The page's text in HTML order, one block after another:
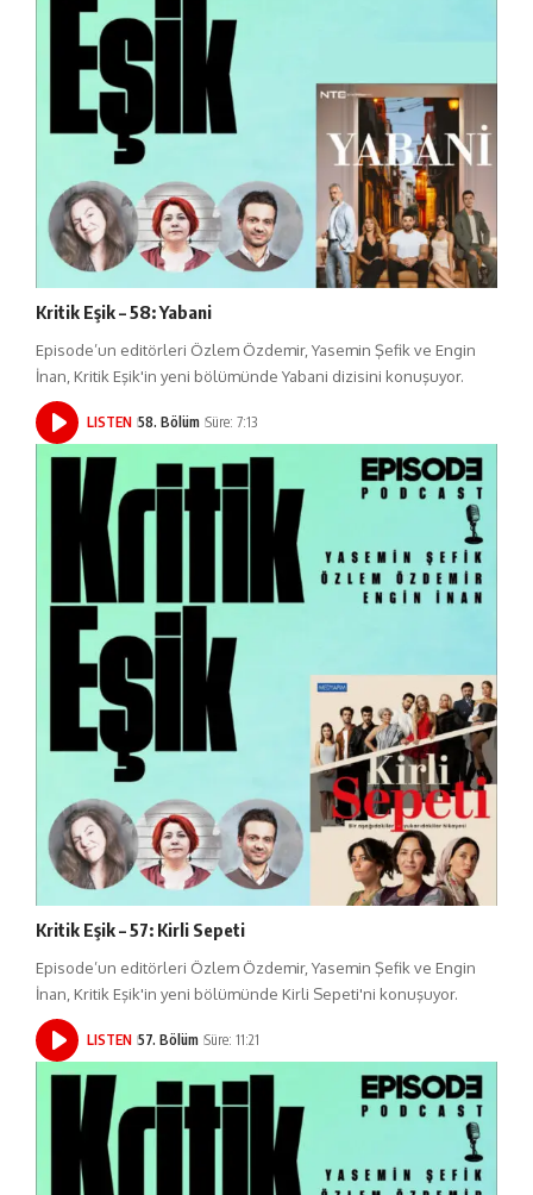
Kritik Eşik – 58: Yabani
Episode’un editörleri Özlem Özdemir, Yasemin Şefik ve Engin
İnan, Kritik Eşik'in yeni bölümünde Yabani dizisini konuşuyor.
LISTEN 58. Bölüm Süre: 7:13
Kritik Eşik – 57: Kirli Sepeti
Episode’un editörleri Özlem Özdemir, Yasemin Şefik ve Engin
İnan, Kritik Eşik'in yeni bölümünde Kirli Sepeti'ni konuşuyor.
LISTEN 57. Bölüm Süre: 11:21